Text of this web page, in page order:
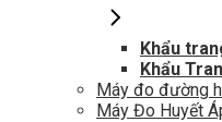
Khẩu
Khẩu
Máy đo đường
Máy Đo Huyết